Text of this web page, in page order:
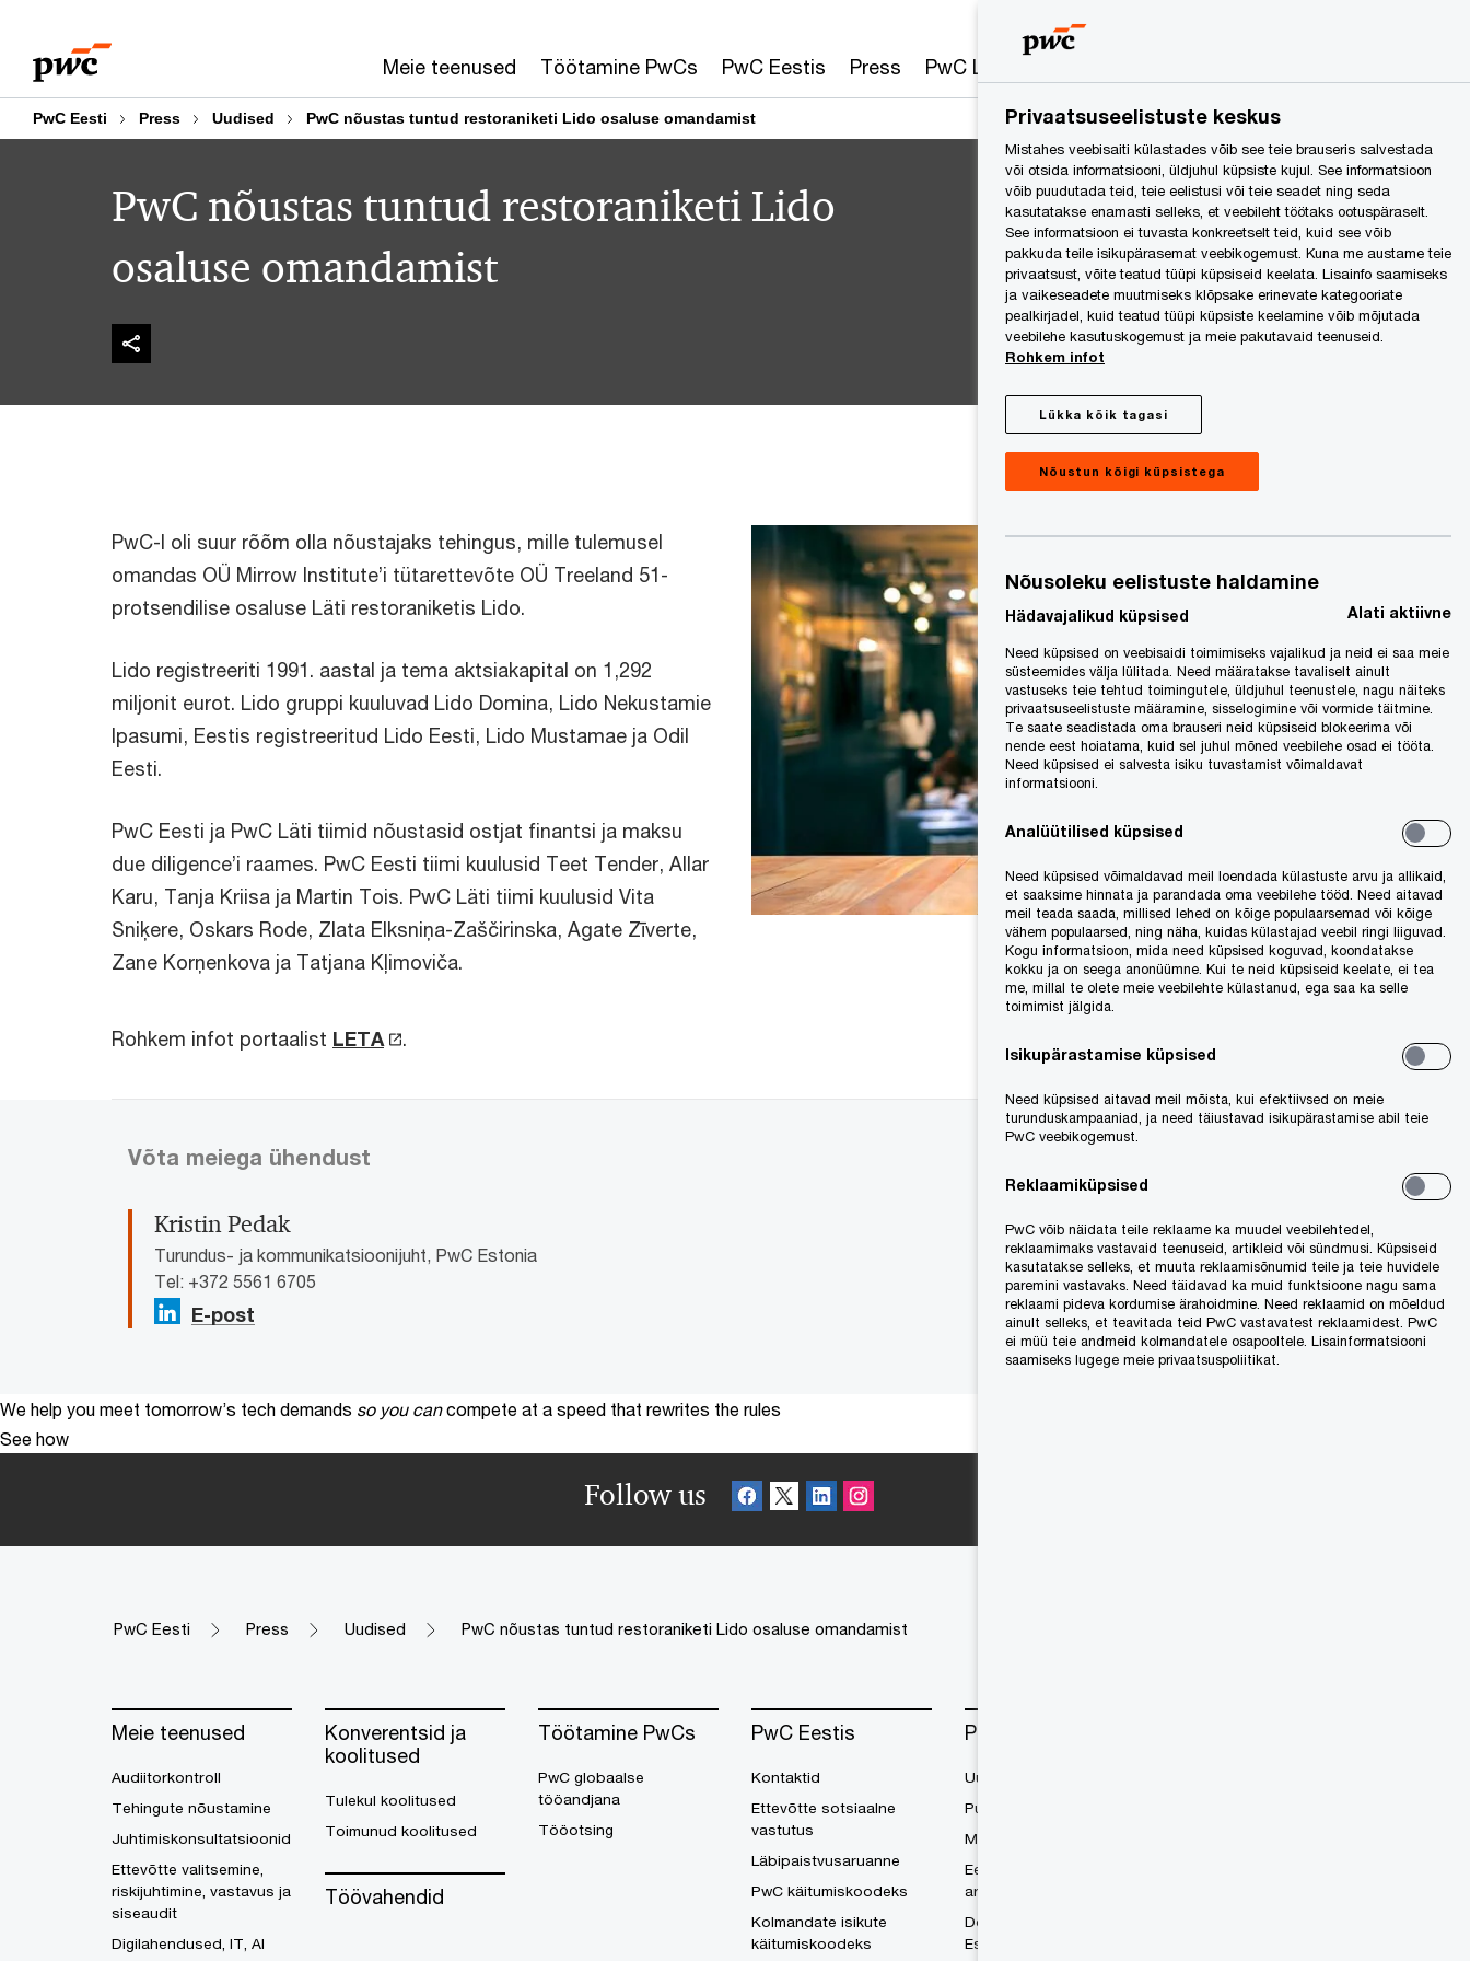
content
footer
Meie teenused Töötamine PwCs PwC Eestis Press PwC Legal Services
PwC Eesti Press Uudised PwC nõustas tuntud restoraniketi Lido osaluse omandamist
PwC nõustas tuntud restoraniketi Lido
osaluse omandamist
PwC-l oli suur rõõm olla nõustajaks tehingus, mille tulemusel
omandas OÜ Mirrow Institute’i tütarettevõte OÜ Treeland 51-
protsendilise osaluse Läti restoraniketis Lido.
Lido registreeriti 1991. aastal ja tema aktsiakapital on 1,292
miljonit eurot. Lido gruppi kuuluvad Lido Domina, Lido Nekustamie
Ipasumi, Eestis registreeritud Lido Eesti, Lido Mustamae ja Odil
Eesti.
PwC Eesti ja PwC Läti tiimid nõustasid ostjat finantsi ja maksu
due diligence’i raames. PwC Eesti tiimi kuulusid Teet Tender, Allar
Karu, Tanja Kriisa ja Martin Tois. PwC Läti tiimi kuulusid Vita
Sniķere, Oskars Rode, Zlata Elksniņa-Zaščirinska, Agate Zīverte,
Zane Korņenkova ja Tatjana Kļimoviča.
Rohkem infot portaalist LETA .
Võta meiega ühendust
Kristin Pedak
Turundus- ja kommunikatsioonijuht, PwC Estonia
Tel: +372 5561 6705
E-post
We help you meet tomorrow’s tech demands so you can compete at a speed that rewrites the rules
See how
Follow us
PwC Eesti Press Uudised PwC nõustas tuntud restoraniketi Lido osaluse omandamist
Meie teenused
Audiitorkontroll
Tehingute nõustamine
Juhtimiskonsultatsioonid
Ettevõtte valitsemine,
riskijuhtimine, vastavus ja
siseaudit
Digilahendused, IT, AI
Konverentsid ja
koolitused
Tulekul koolitused
Toimunud koolitused
Töövahendid
Töötamine PwCs
PwC globaalse
tööandjana
Tööotsing
PwC Eestis
Kontaktid
Ettevõtte sotsiaalne
vastutus
Läbipaistvusaruanne
PwC käitumiskoodeks
Kolmandate isikute
käitumiskoodeks
Press
Uudised
Publikatsioonid
Maksuteated
Eesti tippjuhtide
arvamusuuringud
Doing Business in
Estonia
Privaatsuseelistuste keskus
Mistahes veebisaiti külastades võib see teie brauseris salvestada
või otsida informatsiooni, üldjuhul küpsiste kujul. See informatsioon
võib puudutada teid, teie eelistusi või teie seadet ning seda
kasutatakse enamasti selleks, et veebileht töötaks ootuspäraselt.
See informatsioon ei tuvasta konkreetselt teid, kuid see võib
pakkuda teile isikupärasemat veebikogemust. Kuna me austame teie
privaatsust, võite teatud tüüpi küpsiseid keelata. Lisainfo saamiseks
ja vaikeseadete muutmiseks klõpsake erinevate kategooriate
pealkirjadel, kuid teatud tüüpi küpsiste keelamine võib mõjutada
veebilehe kasutuskogemust ja meie pakutavaid teenuseid.
Rohkem infot
Lükka kõik tagasi
Nõustun kõigi küpsistega
Nõusoleku eelistuste haldamine
Hädavajalikud küpsised Alati aktiivne
Need küpsised on veebisaidi toimimiseks vajalikud ja neid ei saa meie
süsteemides välja lülitada. Need määratakse tavaliselt ainult
vastuseks teie tehtud toimingutele, üldjuhul teenustele, nagu näiteks
privaatsuseelistuste määramine, sisselogimine või vormide täitmine.
Te saate seadistada oma brauseri neid küpsiseid blokeerima või
nende eest hoiatama, kuid sel juhul mõned veebilehe osad ei tööta.
Need küpsised ei salvesta isiku tuvastamist võimaldavat
informatsiooni.
Analüütilised küpsised
Need küpsised võimaldavad meil loendada külastuste arvu ja allikaid,
et saaksime hinnata ja parandada oma veebilehe tööd. Need aitavad
meil teada saada, millised lehed on kõige populaarsemad või kõige
vähem populaarsed, ning näha, kuidas külastajad veebil ringi liiguvad.
Kogu informatsioon, mida need küpsised koguvad, koondatakse
kokku ja on seega anonüümne. Kui te neid küpsiseid keelate, ei tea
me, millal te olete meie veebilehte külastanud, ega saa ka selle
toimimist jälgida.
Isikupärastamise küpsised
Need küpsised aitavad meil mõista, kui efektiivsed on meie
turunduskampaaniad, ja need täiustavad isikupärastamise abil teie
PwC veebikogemust.
Reklaamiküpsised
PwC võib näidata teile reklaame ka muudel veebilehtedel,
reklaamimaks vastavaid teenuseid, artikleid või sündmusi. Küpsiseid
kasutatakse selleks, et muuta reklaamisõnumid teile ja teie huvidele
paremini vastavaks. Need täidavad ka muid funktsioone nagu sama
reklaami pideva kordumise ärahoidmine. Need reklaamid on mõeldud
ainult selleks, et teavitada teid PwC vastavatest reklaamidest. PwC
ei müü teie andmeid kolmandatele osapooltele. Lisainformatsiooni
saamiseks lugege meie privaatsuspoliitikat.